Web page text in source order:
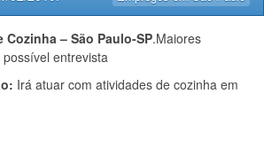
Cozinha – São Paulo-SP.Maiores
entrevista
Irá atuar com atividades de cozinha em